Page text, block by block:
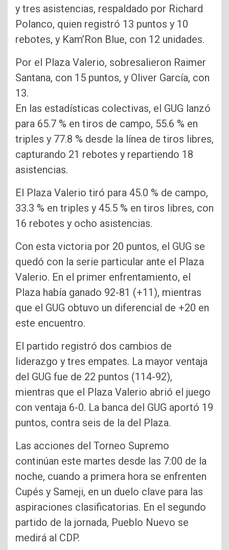
y tres asistencias, respaldado por Richard
Polanco, quien registró 13 puntos y 10
rebotes, y Kam’Ron Blue, con 12 unidades.
Por el Plaza Valerio, sobresalieron Raimer
Santana, con 15 puntos, y Oliver García, con
13.
En las estadísticas colectivas, el GUG lanzó
para 65.7 % en tiros de campo, 55.6 % en
triples y 77.8 % desde la línea de tiros libres,
capturando 21 rebotes y repartiendo 18
asistencias.
El Plaza Valerio tiró para 45.0 % de campo,
33.3 % en triples y 45.5 % en tiros libres, con
16 rebotes y ocho asistencias.
Con esta victoria por 20 puntos, el GUG se
quedó con la serie particular ante el Plaza
Valerio. En el primer enfrentamiento, el
Plaza había ganado 92-81 (+11), mientras
que el GUG obtuvo un diferencial de +20 en
este encuentro.
El partido registró dos cambios de
liderazgo y tres empates. La mayor ventaja
del GUG fue de 22 puntos (114-92),
mientras que el Plaza Valerio abrió el juego
con ventaja 6-0. La banca del GUG aportó 19
puntos, contra seis de la del Plaza.
Las acciones del Torneo Supremo
continúan este martes desde las 7:00 de la
noche, cuando a primera hora se enfrenten
Cupés y Sameji, en un duelo clave para las
aspiraciones clasificatorias. En el segundo
partido de la jornada, Pueblo Nuevo se
medirá al CDP.